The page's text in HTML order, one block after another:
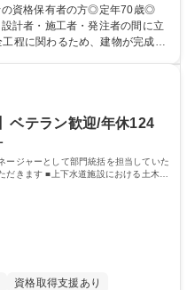
業者との調整
るポジションです。 → 社内で経
ジェクトマネージャーをお任せ
休124日*在宅勤務制度*定年70
の資格保有者の方◎定年70歳◎
計者・施工者・発注者の間に立
程に関わるため、建物が完成す
ベテラン歓迎/年休124
ージャーとして部門統括を担当していた
きます ■上下水道施設における土木に
資格取得支援あり